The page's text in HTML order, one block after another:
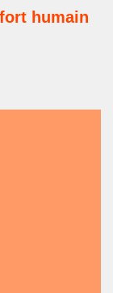
humain